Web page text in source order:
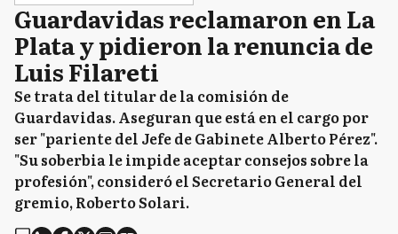
Guardavidas reclamaron en La
Plata y pidieron la renuncia de
Luis Filareti
Se trata del titular de la comisión de
Guardavidas. Aseguran que está en el cargo por
ser "pariente del Jefe de Gabinete Alberto Pérez".
"Su soberbia le impide aceptar consejos sobre la
profesión", consideró el Secretario General del
gremio, Roberto Solari.